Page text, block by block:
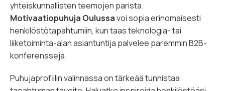
yhteiskunnallisten teemojen parista.
Motivaatiopuhuja Oulussavoi sopia erinomaisesti
henkilöstötapahtumiin, kun taas teknologia- tai
liiketoiminta-alan asiantuntija palvelee paremmin B2B-
konferensseja.
Puhujaprofiilin valinnassa on tärkeää tunnistaa